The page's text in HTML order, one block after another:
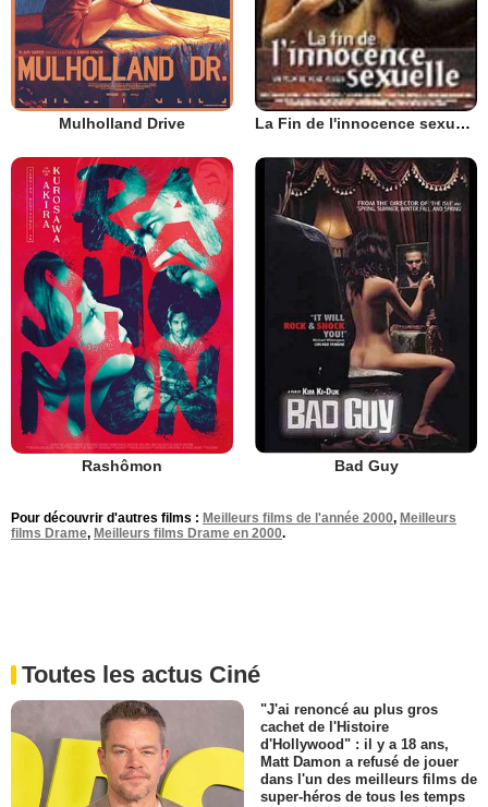
Mulholland Drive La Fin de l'innocence sexuelle
Rashômon Bad Guy
Pour découvrir d'autres films : Meilleurs films de l'année 2000, Meilleurs
films Drame, Meilleurs films Drame en 2000.
Toutes les actus Ciné
"J'ai renoncé au plus gros
cachet de l'Histoire
d'Hollywood" : il y a 18 ans,
Matt Damon a refusé de jouer
dans l'un des meilleurs films de
super-héros de tous les temps